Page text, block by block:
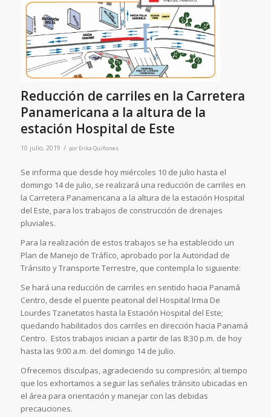
Reducción de carriles en la Carretera
Panamericana a la altura de la
estación Hospital de Este
10 julio, 2019 / por Erika Quiñones
Se informa que desde hoy miércoles 10 de julio hasta el
domingo 14 de julio, se realizará una reducción de carriles en
la Carretera Panamericana a la altura de la estación Hospital
del Este, para los trabajos de construcción de drenajes
pluviales.
Para la realización de estos trabajos se ha establecido un
Plan de Manejo de Tráfico, aprobado por la Autoridad de
Tránsito y Transporte Terrestre, que contempla lo siguiente:
Se hará una reducción de carriles en sentido hacia Panamá
Centro, desde el puente peatonal del Hospital Irma De
Lourdes Tzanetatos hasta la Estación Hospital del Este;
quedando habilitados dos carriles en dirección hacia Panamá
Centro. Estos trabajos inician a partir de las 8:30 p.m. de hoy
hasta las 9:00 a.m. del domingo 14 de julio.
Ofrecemos disculpas, agradeciendo su compresión; al tiempo
que los exhortamos a seguir las señales tránsito ubicadas en
el área para orientación y manejar con las debidas
precauciones.